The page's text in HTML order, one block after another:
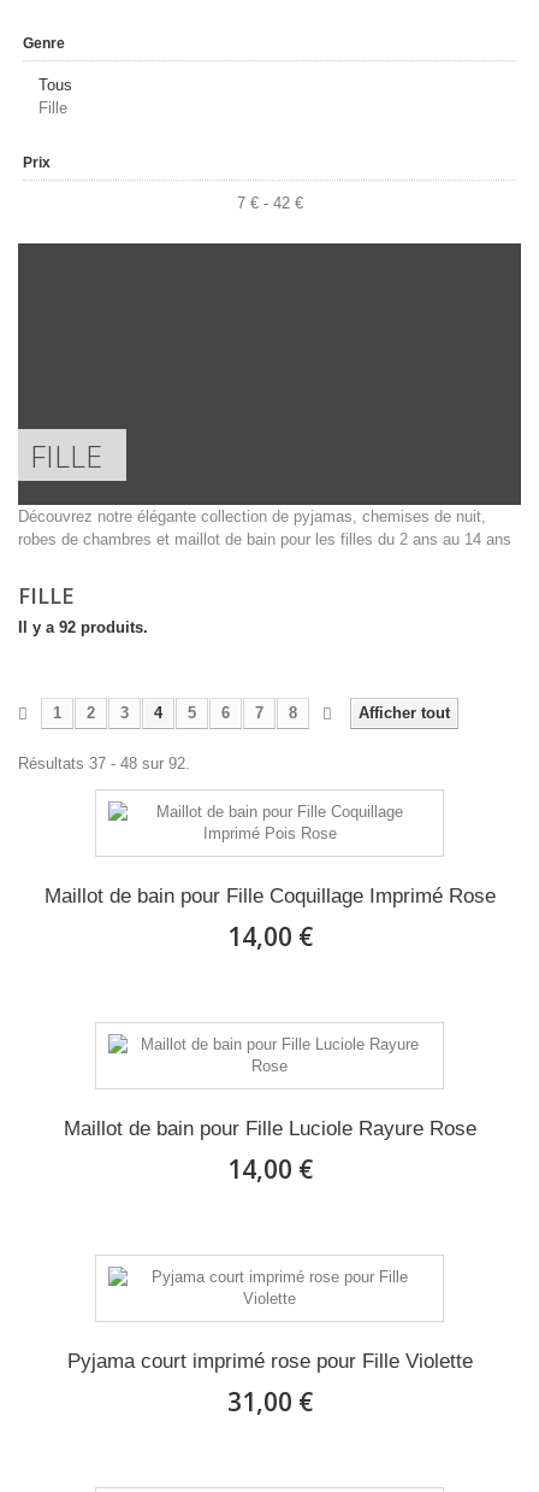
Genre
Tous
Fille
Prix
7 € - 42 €
FILLE
Découvrez notre élégante collection de pyjamas, chemises de nuit,
robes de chambres et maillot de bain pour les filles du 2 ans au 14 ans
FILLE
Il y a 92 produits.
Afficher tout
1 2 3 4 5 6 7 8
Résultats 37 - 48 sur 92.
Maillot de bain pour Fille Coquillage Imprimé Rose
14,00 €
Maillot de bain pour Fille Luciole Rayure Rose
14,00 €
Pyjama court imprimé rose pour Fille Violette
31,00 €